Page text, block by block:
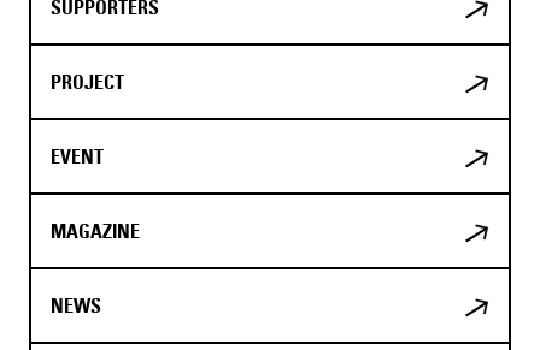
SUPPORTERS
PROJECT
EVENT
MAGAZINE
NEWS